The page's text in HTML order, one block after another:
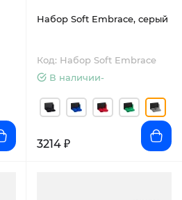
Набор Soft Embrace, серый
Код: Набор Soft Embrace
В наличии-
3214 ₽